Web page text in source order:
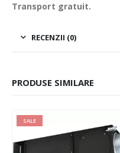
Transport gratuit.
RECENZII (0)
PRODUSE SIMILARE
SALE